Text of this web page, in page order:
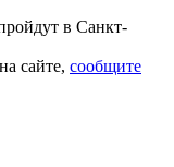
в Санкт-
сайте, сообщите